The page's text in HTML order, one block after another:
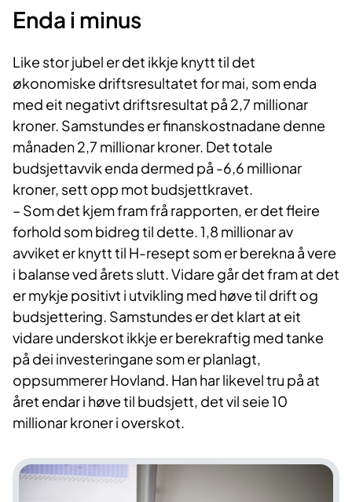
Enda i minus
Like stor jubel er det ikkje knytt til det
økonomiske driftsresultatet for mai, som enda
med eit negativt driftsresultat på 2,7 millionar
kroner. Samstundes er finanskostnadane denne
månaden 2,7 millionar kroner. Det totale
budsjettavvik enda dermed på -6,6 millionar
kroner, sett opp mot budsjettkravet.
– Som det kjem fram frå rapporten, er det fleire
forhold som bidreg til dette. 1,8 millionar av
avviket er knytt til H-resept som er berekna å vere
i balanse ved årets slutt. Vidare går det fram at det
er mykje positivt i utvikling med høve til drift og
budsjettering. Samstundes er det klart at eit
vidare underskot ikkje er berekraftig med tanke
på dei investeringane som er planlagt,
oppsummerer Hovland. Han har likevel tru på at
året endar i høve til budsjett, det vil seie 10
millionar kroner i overskot.